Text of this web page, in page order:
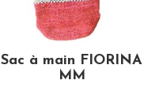
Sac à main FIORINA
MM